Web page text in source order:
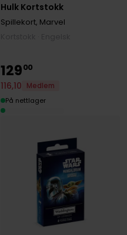
Hulk Kortstokk
Spillekort, Marvel
12900
116,10
Medlem
På nettlager